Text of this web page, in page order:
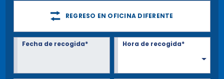
REGRESO EN OFICINA DIFERENTE
Fecha de recogida* Hora de recogida*